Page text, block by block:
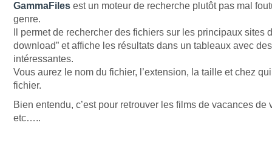
GammaFiles est un moteur de recherche plutôt pas mal
genre.
Il permet de rechercher des fichiers sur les principaux sites
download” et affiche les résultats dans un tableaux avec
intéressantes.
Vous aurez le nom du fichier, l’extension, la taille et chez
fichier.
Bien entendu, c’est pour retrouver les films de vacances de
etc…..